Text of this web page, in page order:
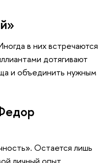
в них встречаются
дотягивают
и объединить нужным
Остается лишь